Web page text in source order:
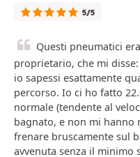
5/5
Questi pneumatici
proprietario, che mi
io sapessi esattamente
percorso. Io ci ho fatto
normale (tendente al
bagnato, e non mi hanno
frenare bruscamente sul
avvenuta senza il